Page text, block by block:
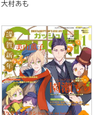
大村あも